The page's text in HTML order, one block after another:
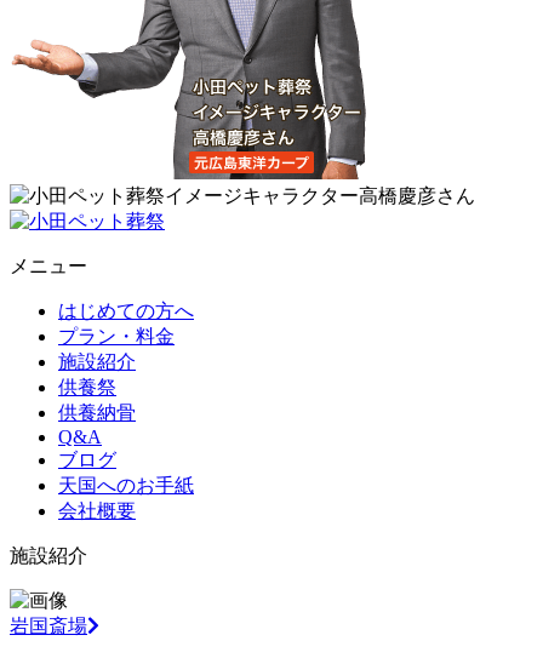
メニュー
はじめての方へ
プラン・料金
施設紹介
供養祭
供養納骨
Q&A
ブログ
天国へのお手紙
会社概要
施設紹介
岩国斎場